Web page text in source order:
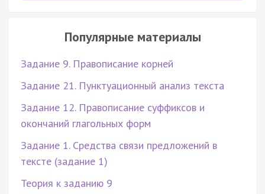
Популярные материалы
Задание 9. Правописание корней
Задание 21. Пунктуационный анализ текста
Задание 12. Правописание суффиксов и
окончаний глагольных форм
Задание 1. Средства связи предложений в
тексте (задание 1)
Теория к заданию 9